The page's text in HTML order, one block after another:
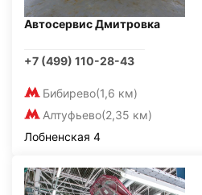
Автосервис Дмитровка
+7 (499) 110-28-43
Бибирево(1,6 км)
Алтуфьево(2,35 км)
Лобненская 4